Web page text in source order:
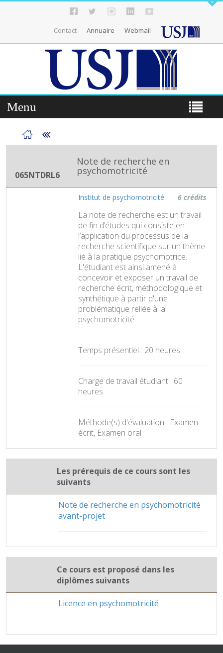
Contact Annuaire Webmail
Menu
065NTDRL6
Note de recherche en
psychomotricité
Institut de psychomotricité 6 crédits
La note de recherche est un travail
de fin d’études qui consiste en
l’application du processus de la
recherche scientifique sur un thème
lié à la pratique psychomotrice.
L'étudiant est ainsi amené à
concevoir et exposer un travail de
recherche écrit, méthodologique et
synthétique à partir d'une
problématique reliée à la
psychomotricité.
Temps présentiel : 20 heures
Charge de travail étudiant : 60
heures
Méthode(s) d'évaluation : Examen
écrit, Examen oral
Les prérequis de ce cours sont les
suivants
Note de recherche en psychomotricité
avant-projet
Ce cours est proposé dans les
diplômes suivants
Licence en psychomotricité